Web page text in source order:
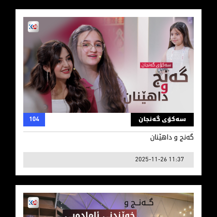
گەنج و داهێنان
سەکۆی گەنجان 104
گەنج و داهێنان
2025-11-26 11:37